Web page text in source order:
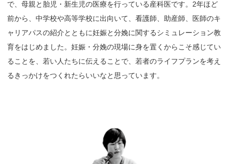
で、母親と胎児・新生児の医療を行っている産科医です。2年ほど
前から、中学校や高等学校に出向いて、看護師、助産師、医師のキ
ャリアパスの紹介とともに妊娠と分娩に関するシミュレーション教
育をはじめました。妊娠・分娩の現場に身を置くからこそ感じてい
ることを、若い人たちに伝えることで、若者のライフプランを考え
るきっかけをつくれたらいいなと思っています。